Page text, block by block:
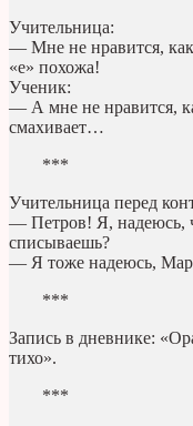
Учительница:
— Мне не нравится,
«е» похожа!
Ученик:
— А мне не нравится,
смахивает…
***
Учительница перед
— Петров! Я, надеюсь,
списываешь?
— Я тоже надеюсь,
***
Запись в дневнике:
тихо».
***